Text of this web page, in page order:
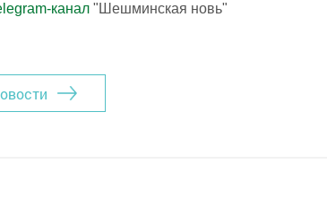
канал "Шешминская новь"